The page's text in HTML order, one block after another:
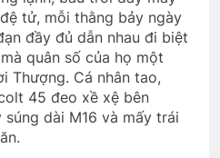
tử, mỗi thằng bảy ngày
đầy đủ dẫn nhau đi biệt
quân số của họ một
Thượng. Cá nhân tao,
45 đeo xề xệ bên
dài M16 và mấy trái